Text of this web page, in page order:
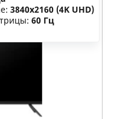
3840x2160 (4K UHD)
60 Гц